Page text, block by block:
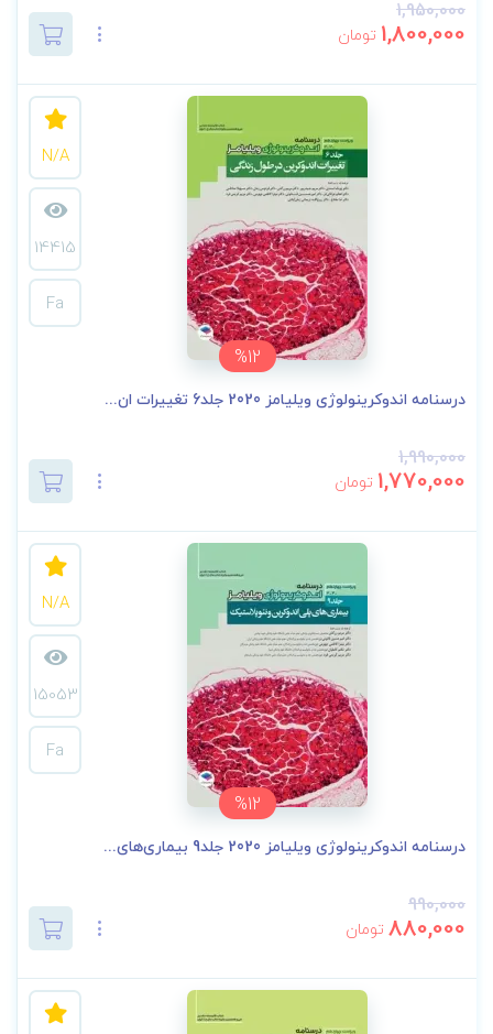
1,950,000
1,800,000 تومان
%12
N/A
14415
Fa
درسنامه اندوکرینولوژی ویلیامز 2020 جلد6 تغییرات ان...
1,990,000
1,770,000 تومان
%12
N/A
15053
Fa
درسنامه اندوکرینولوژی ویلیامز 2020 جلد9 بیماری‌های...
990,000
880,000 تومان